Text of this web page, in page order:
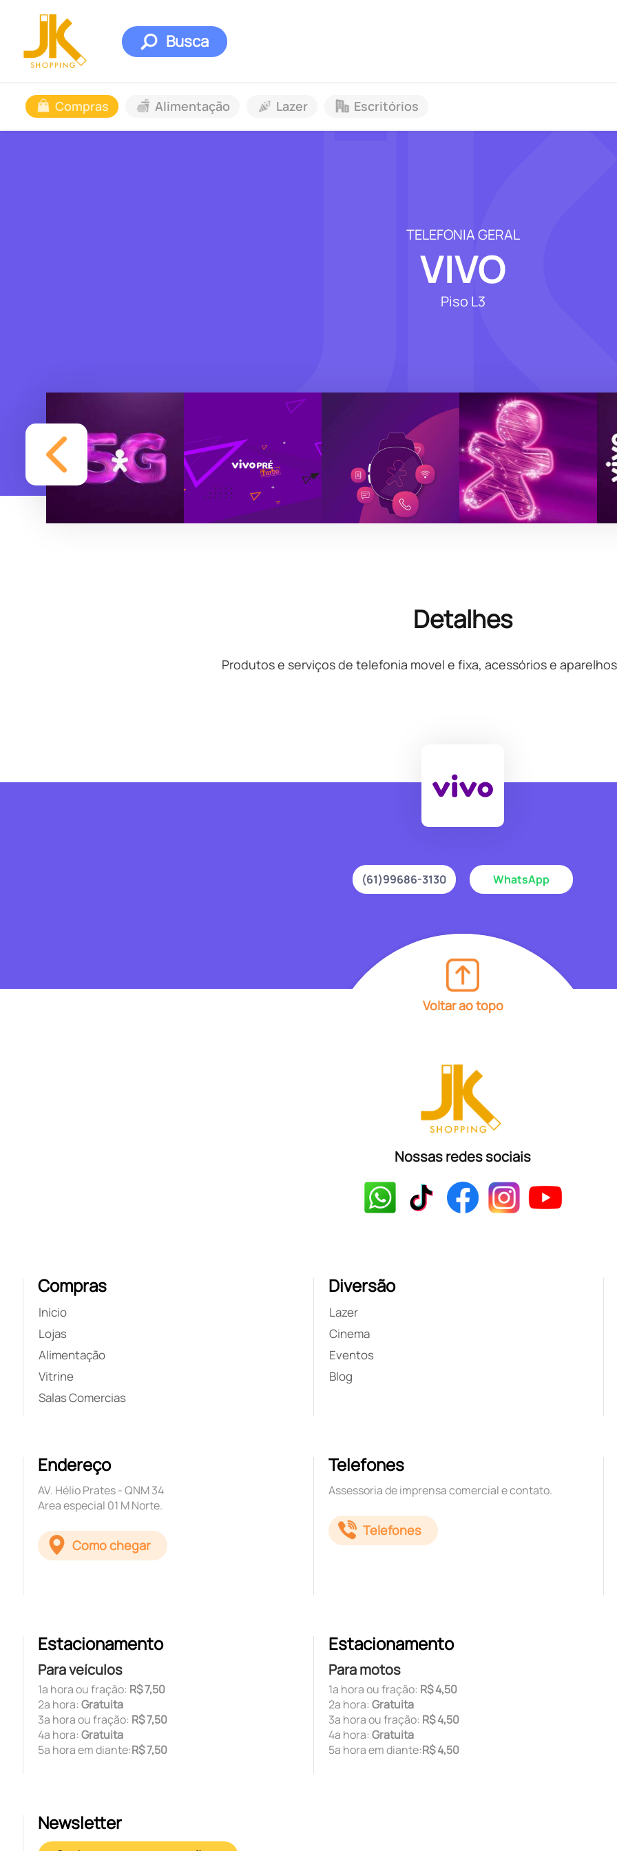
Busca
Compras Alimentação Lazer Escritórios
TELEFONIA GERAL
VIVO
Piso L3
Detalhes
Produtos e serviços de telefonia movel e fixa, acessórios e
(61)99686-3130 WhatsApp
Voltar ao topo
Nossas redes sociais
Compras
Início
Lojas
Alimentação
Vitrine
Salas Comercias
Diversão
Lazer
Cinema
Eventos
Blog
Endereço
AV. Hélio Prates - QNM 34
Area especial 01 M Norte.
Como chegar
Telefones
Assessoria de imprensa comercial e contato.
Telefones
Estacionamento
Para veículos
1ª hora ou fração: R$ 7,50
2ª hora:Gratuita
3ª hora ou fração: R$ 7,50
4ª hora:Gratuita
5ª hora em diante:R$ 7,50
Estacionamento
Para motos
1ª hora ou fração: R$ 4,50
2ª hora: Gratuita
3ª hora ou fração: R$ 4,50
4ª hora: Gratuita
5ª hora em diante:R$ 4,50
Newsletter